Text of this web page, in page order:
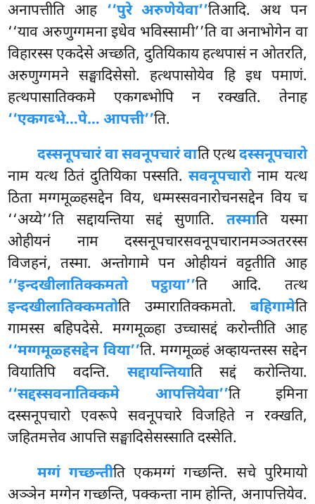
अनापत्तीति आह ‘‘पुरे अरुणेयेवा’’तिआदि. अथ पन
‘‘याव अरुणुग्गमना इधेव भविस्सामी’’ति वा अनाभोगेन वा
विहारस्स एकदेसे अच्छति, दुतियिकाय हत्थपासं न ओतरति,
अरुणुग्गमने सङ्घादिसेसो. हत्थपासोयेव हि इध पमाणं.
हत्थपासातिक्कमे एकगब्भोपि न रक्खति. तेनाह
‘‘एकगब्भे…पे… आपत्ती’’ति.
दस्सनूपचारं वा सवनूपचारं वाति एत्थदस्सनूपचारो
नाम यत्थ ठितं दुतियिका पस्सति.सवनूपचारोनाम यत्थ
ठिता मग्गमूळ्हसद्देन विय, धम्मस्सवनारोचनसद्देन विय च
‘‘अय्ये’’ति सद्दायन्तिया सद्दं सुणाति.तस्माति यस्मा
ओहीयनं नाम दस्सनूपचारसवनूपचारानमञ्ञतरस्स
विजहनं, तस्मा. अन्तोगामे पन ओहीयनं वट्टतीति आह
‘‘इन्दखीलातिक्कमतो पट्ठाया’’ति आदि. तत्थ
इन्दखीलातिक्कमतोति उम्मारातिक्कमतो. बहिगामेति
गामस्स बहिपदेसे. मग्गमूळ्हा उच्चासद्दं करोन्तीति आह
‘‘मग्गमूळ्हसद्देन विया’’ति. मग्गमूळ्हं अव्हायन्तस्स सद्देन
वियातिपि वदन्ति. सद्दायन्तियाति सद्दं करोन्तिया.
‘‘सद्दस्सवनातिक्कमे आपत्तियेवा’’ति इमिना
दस्सनूपचारो एवरूपे सवनूपचारे विजहिते न रक्खति,
जहितमत्तेव आपत्ति सङ्घादिसेसस्साति दस्सेति.
मग्गं गच्छन्तीति एकमग्गं गच्छन्ति. सचे पुरिमायो
अञ्ञेन मग्गेन गच्छन्ति, पक्कन्ता नाम होन्ति, अनापत्तियेव.